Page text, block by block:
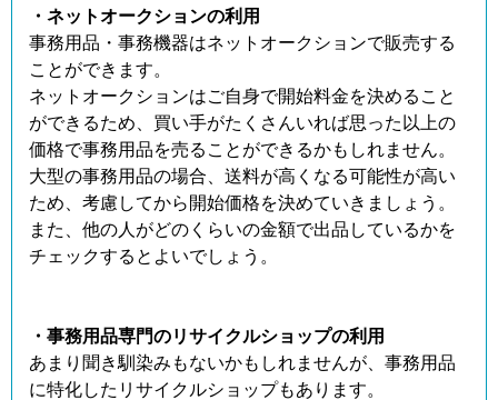
・ネットオークションの利用
事務用品・事務機器はネットオークションで販売する
ことができます。
ネットオークションはご自身で開始料金を決めること
ができるため、買い手がたくさんいれば思った以上の
価格で事務用品を売ることができるかもしれません。
大型の事務用品の場合、送料が高くなる可能性が高い
ため、考慮してから開始価格を決めていきましょう。
また、他の人がどのくらいの金額で出品しているかを
チェックするとよいでしょう。
・事務用品専門のリサイクルショップの利用
あまり聞き馴染みもないかもしれませんが、事務用品
に特化したリサイクルショップもあります。